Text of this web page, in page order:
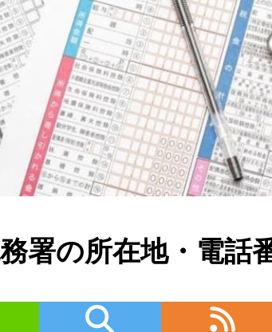
署の所在地・電話